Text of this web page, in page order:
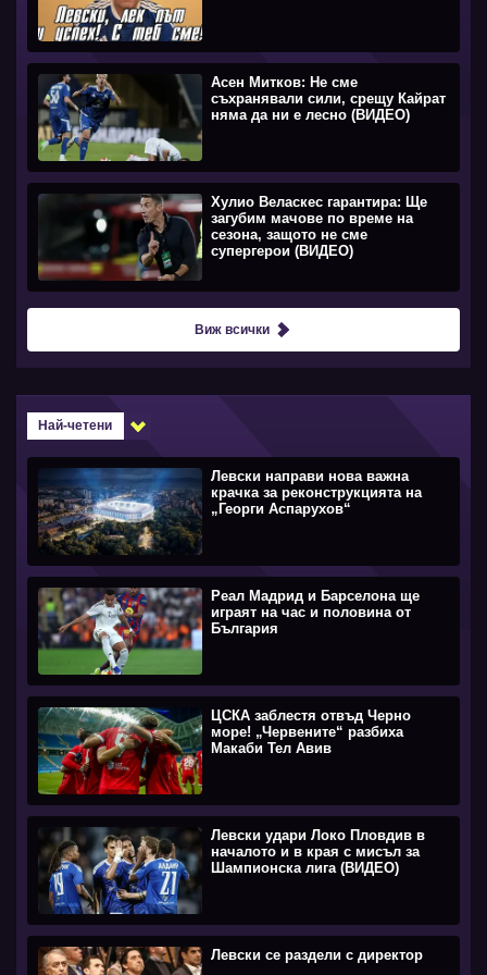
Асен Митков: Не сме
съхранявали сили, срещу Кайрат
няма да ни е лесно (ВИДЕО)
Хулио Веласкес гарантира: Ще
загубим мачове по време на
сезона, защото не сме
супергерои (ВИДЕО)
Виж всички
Най-четени
Левски направи нова важна
крачка за реконструкцията на
„Георги Аспарухов“
Реал Мадрид и Барселона ще
играят на час и половина от
България
ЦСКА заблестя отвъд Черно
море! „Червените“ разбиха
Макаби Тел Авив
Левски удари Локо Пловдив в
началото и в края с мисъл за
Шампионска лига (ВИДЕО)
Левски се раздели с директор